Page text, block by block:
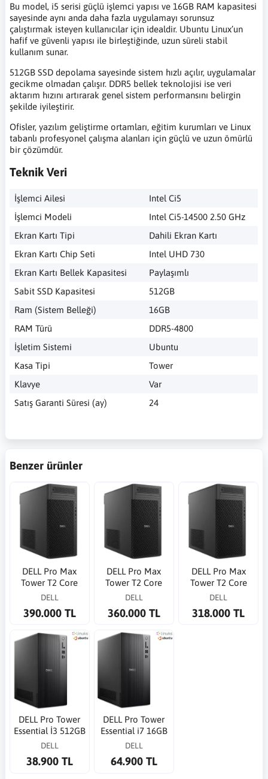
Bu model, i5 serisi güçlü işlemci yapısı ve 16GB RAM kapasitesi
sayesinde aynı anda daha fazla uygulamayı sorunsuz
çalıştırmak isteyen kullanıcılar için idealdir. Ubuntu Linux’un
hafif ve güvenli yapısı ile birleştiğinde, uzun süreli stabil
kullanım sunar.
512GB SSD depolama sayesinde sistem hızlı açılır, uygulamalar
gecikme olmadan çalışır. DDR5 bellek teknolojisi ise veri
aktarım hızını artırarak genel sistem performansını belirgin
şekilde iyileştirir.
Ofisler, yazılım geliştirme ortamları, eğitim kurumları ve Linux
tabanlı profesyonel çalışma alanları için güçlü ve uzun ömürlü
bir çözümdür.
Teknik Veri
İşlemci Ailesi
Intel Ci5
İşlemci Modeli
Intel Ci5-14500 2.50 GHz
Ekran Kartı Tipi
Dahili Ekran Kartı
Ekran Kartı Chip Seti
Intel UHD 730
Ekran Kartı Bellek Kapasitesi
Paylaşımlı
Sabit SSD Kapasitesi
512GB
Ram (Sistem Belleği)
16GB
RAM Türü
DDR5-4800
İşletim Sistemi
Ubuntu
Kasa Tipi
Tower
Klavye
Var
Satış Garanti Süresi (ay)
24
Benzer ürünler
DELL Pro Max
Tower T2 Core
Ultra 9 285 5.6GHz
4000ADA 20G WP
DELL
390.000 TL
DELL Pro Max
Tower T2 Core
Ultra 9 285K
SSD RTX4000 ADA
DELL
360.000 TL
DELL Pro Max
Tower T2 Core
Ultra 9 285 5.6GHz
2000 ADA 16G WP
DELL
318.000 TL
DELL Pro Tower
Essential İ3 512GB
8GB QVT1260
PC
DELL
38.900 TL
DELL Pro Tower
Essential i7 16GB
512GB QVT1260
PC
DELL
64.900 TL